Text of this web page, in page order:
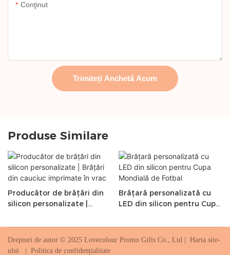
Conţinut
Trimiteți Anchetă Acum
Produse Similare
Producător de brățări din
silicon personalizate |
imprimate în vrac
Brățară personalizată cu
LED din silicon pentru Cupa
Drepturi de autor © 2025 Lovecolour Promo Gifts Co., Ltd | Harta site-
ului
| Politica de confidențialitate